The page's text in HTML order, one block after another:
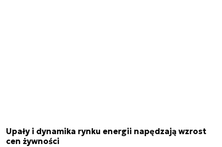
Upały i dynamika rynku energii napędzają wzrost
cen żywności